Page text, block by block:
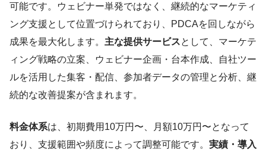
可能です。ウェビナー単発ではなく、継続的なマーケティ
ング支援として位置づけられており、PDCAを回しながら
成果を最大化します。 主な提供サービスとして、マーケテ
ィング戦略の立案、ウェビナー企画・台本作成、自社ツー
ルを活用した集客・配信、参加者データの管理と分析、継
続的な改善提案が含まれます。
料金体系は、初期費用10万円〜、月額10万円〜となって
おり、支援範囲や頻度によって調整可能です。 実績・導入